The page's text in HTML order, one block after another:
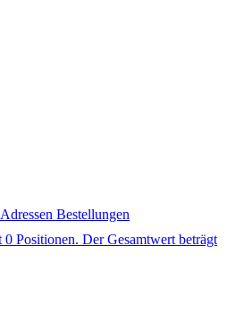
Adressen Bestellungen
0 Positionen. Der Gesamtwert beträgt